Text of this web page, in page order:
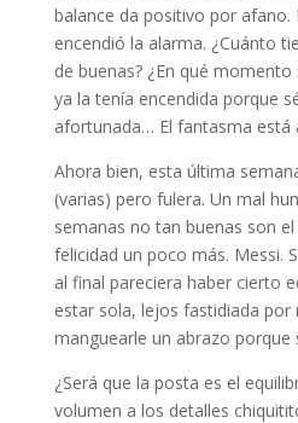
balance da positivo por
encendió la alarma. ¿Cuánto
de buenas? ¿En qué
ya la tenía encendida porque
afortunada… El fantasma está
Ahora bien, esta última
(varias) pero fulera. Un mal
semanas no tan buenas son
felicidad un poco más. Messi.
al final pareciera haber cierto
estar sola, lejos fastidiada por
manguearle un abrazo porque
¿Será que la posta es el
volumen a los detalles